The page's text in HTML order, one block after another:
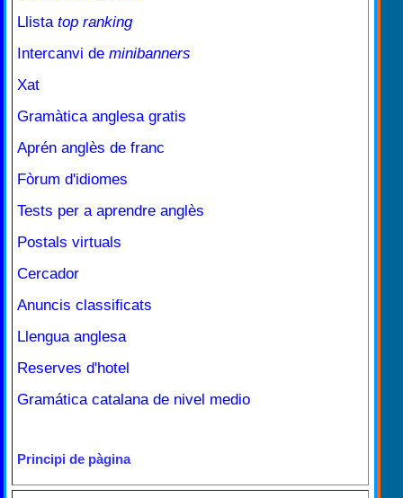
Llista top ranking
Intercanvi de minibanners
Xat
Gramàtica anglesa gratis
Aprén anglès de franc
Fòrum d'idiomes
Tests per a aprendre anglès
Postals virtuals
Cercador
Anuncis classificats
Llengua anglesa
Reserves d'hotel
Gramática catalana de nivel medio
Principi de pàgina